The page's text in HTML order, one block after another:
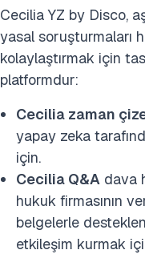
Cecilia YZ by Disco,
yasal soruşturmaları
kolaylaştırmak için
platformdur:
Cecilia zaman
yapay zeka
için.
Cecilia Q&A dava
hukuk firmasının
belgelerle
etkileşim kurmak